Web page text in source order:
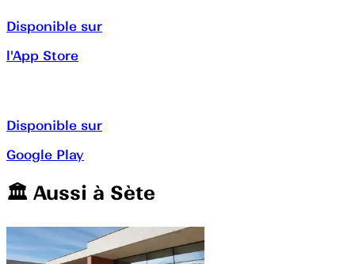
Disponible sur
l'App Store
Disponible sur
Google Play
🏛️️ Aussi à Sète